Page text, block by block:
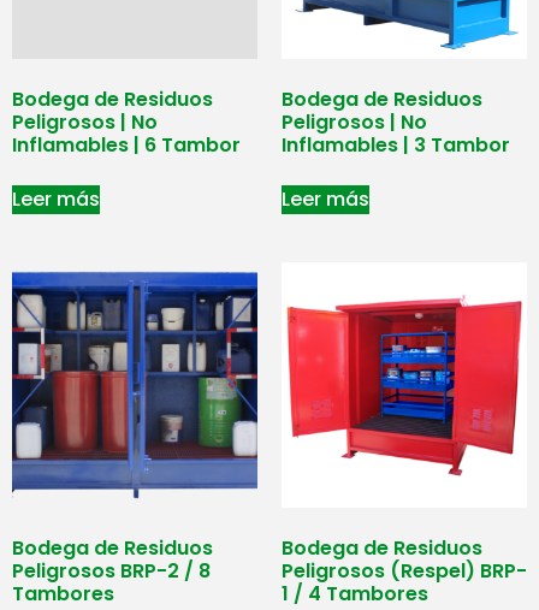
Bodega de Residuos
Peligrosos | No
Inflamables | 6 Tambor
Leer más
Bodega de Residuos
Peligrosos | No
Inflamables | 3 Tambor
Leer más
Bodega de Residuos
Peligrosos BRP-2 / 8
Tambores
Bodega de Residuos
Peligrosos (Respel) BRP-
1 / 4 Tambores